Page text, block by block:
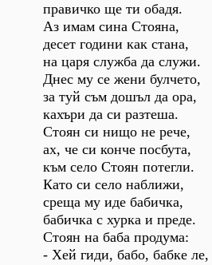
правичко ще ти обадя.
Аз имам сина Стояна,
десет години как стана,
на царя служба да служи.
Днес му се жени булчето,
за туй съм дошъл да ора,
кахъри да си разтеша.
Стоян си нищо не рече,
ах, че си конче посбута,
към село Стоян потегли.
Като си село наближи,
среща му иде бабичка,
бабичка с хурка и преде.
Стоян на баба продума:
- Хей гиди, бабо, бабке ле,